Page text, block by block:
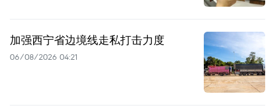
加强西宁省边境线走私打击力度
06/08/2026 04:21